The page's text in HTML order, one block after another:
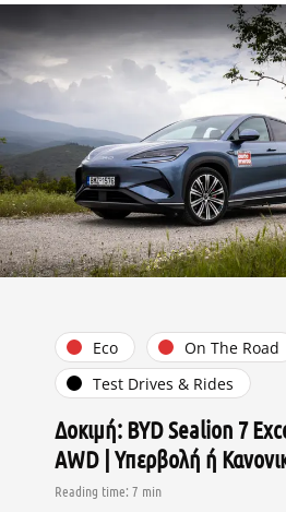
Eco
On The Road
Test Drives & Rides
Δοκιμή: BYD Sealion 7
AWD | Υπερβολή ή